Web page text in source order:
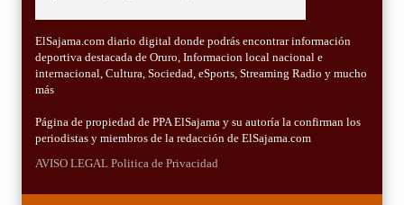
ElSajama.com diario digital donde podrás encontrar información
deportiva destacada de Oruro, Informacion local nacional e
internacional, Cultura, Sociedad, eSports, Streaming Radio y mucho
más
Página de propiedad de PPA ElSajama y su autoría la confirman los
periodistas y miembros de la redacción de ElSajama.com
AVISO LEGAL Politica de Privacidad